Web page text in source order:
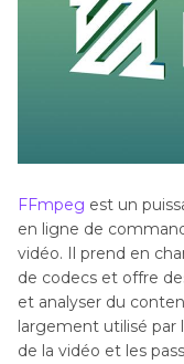
FFmpeg est un
en ligne de
vidéo. Il prend en
de codecs et offre
et analyser du
largement utilisé par
de la vidéo et les